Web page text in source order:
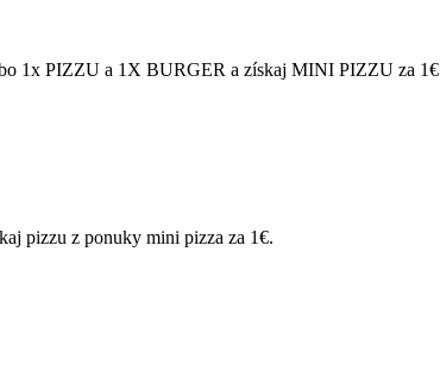
1x PIZZU a 1X BURGER a získaj MINI PIZZU za 1€
pizzu z ponuky mini pizza za 1€.